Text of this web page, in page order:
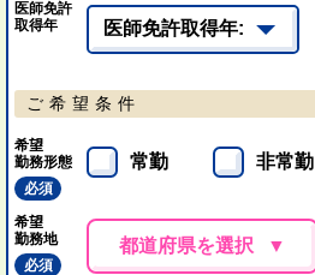
医師免許
取得年
ご希望条件
希望
勤務形態
必須
常勤 非常勤
希望
勤務地
必須
都道府県を選択